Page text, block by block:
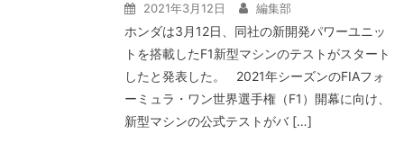
2021年3月12日 編集部
ホンダは3月12日、同社の新開発パワーユニッ
トを搭載したF1新型マシンのテストがスタート
したと発表した。 2021年シーズンのFIAフォ
ーミュラ・ワン世界選手権（F1）開幕に向け、
新型マシンの公式テストがバ […]